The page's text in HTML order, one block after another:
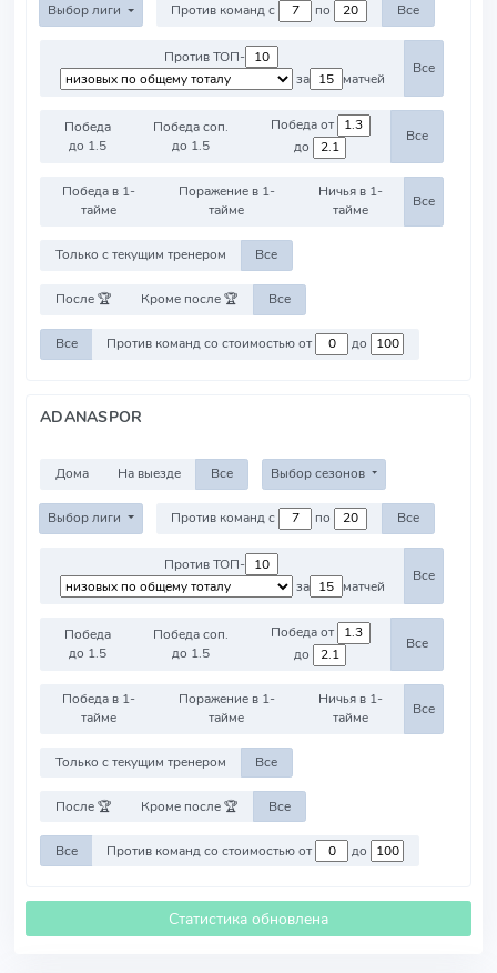
Выбор лиги Против команд с по Все
Против ТОП-
за
матчей
Все
Победа
до 1.5
Победа соп.
до 1.5
Победа от
до
Все
Победа в 1-
тайме
Поражение в 1-
тайме
Ничья в 1-
тайме
Все
Только с текущим тренером Все
После 🏆 Кроме после 🏆 Все
Все Против команд со стоимостью от до
ADANASPOR
Дома На выезде Все Выбор сезонов
Выбор лиги Против команд с по Все
Против ТОП-
за
матчей
Все
Победа
до 1.5
Победа соп.
до 1.5
Победа от
до
Все
Победа в 1-
тайме
Поражение в 1-
тайме
Ничья в 1-
тайме
Все
Только с текущим тренером Все
После 🏆 Кроме после 🏆 Все
Все Против команд со стоимостью от до
Статистика обновлена